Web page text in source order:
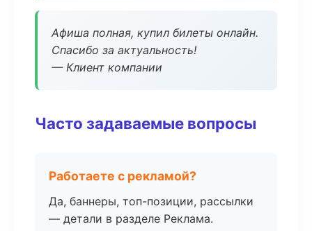
Афиша полная, купил билеты онлайн.
Спасибо за актуальность!
— Клиент компании
Часто задаваемые вопросы
Работаете с рекламой?
Да, баннеры, топ-позиции, рассылки
— детали в разделе Реклама.